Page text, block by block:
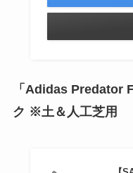
「Adidas Predator
ク ※土＆人工芝用